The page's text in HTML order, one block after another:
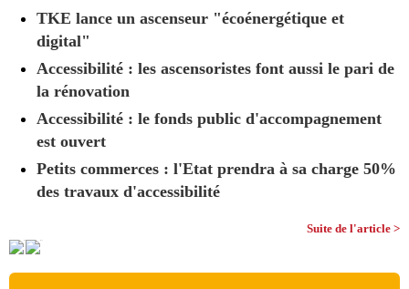
TKE lance un ascenseur "écoénergétique et
digital"
Accessibilité : les ascensoristes font aussi le pari de
la rénovation
Accessibilité : le fonds public d'accompagnement
est ouvert
Petits commerces : l'Etat prendra à sa charge 50%
des travaux d'accessibilité
Suite de l'article >